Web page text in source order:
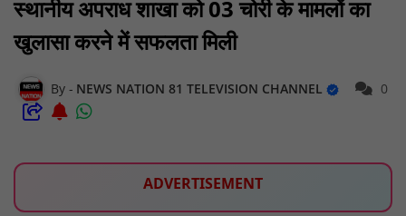
स्थानीय अपराध शाखा को 03 चोरी के मामलों का
खुलासा करने में सफलता मिली
NEWS NATION 81 TELEVISION CHANNEL 0
ADVERTISEMENT